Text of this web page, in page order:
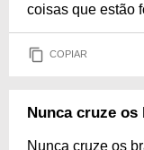
coisas que estão
COPIAR
Nunca cruze os
Nunca cruze os